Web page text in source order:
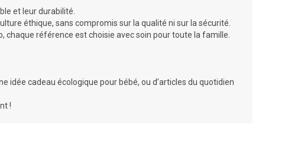
et leur durabilité.
éthique, sans compromis sur la qualité ni sur la sécurité.
référence est choisie avec soin pour toute la famille.
idée cadeau écologique pour bébé, ou d’articles du quotidien
!